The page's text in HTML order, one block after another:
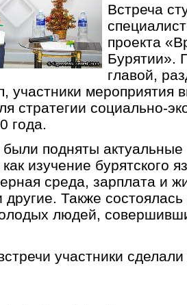
Встреча
проекта
Бурятии».
главой,
участники мероприятия
стратегии социально-
года.
были подняты
изучение бурятского
среда, зарплата и
другие. Также
людей,
участники